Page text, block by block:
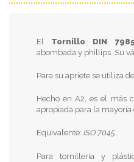
El Tornillo DIN 7985
abombada y phillips. Su
Para su apriete se utiliza
Hecho en A2, es el más
apropiada para la mayoría
Equivalente: ISO 7045
Para tornillería y